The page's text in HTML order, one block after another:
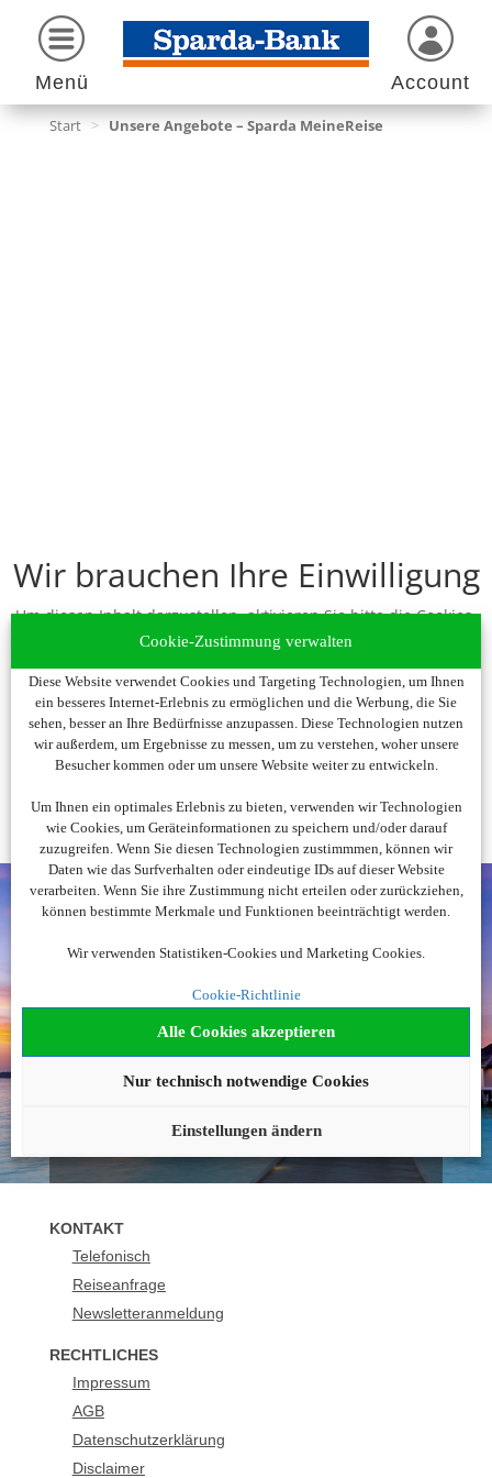
Cookie-Zustimmung verwalten
Diese Website verwendet Cookies und Targeting Technologien, um Ihnen
ein besseres Internet-Erlebnis zu ermöglichen und die Werbung, die Sie
sehen, besser an Ihre Bedürfnisse anzupassen. Diese Technologien nutzen
wir außerdem, um Ergebnisse zu messen, um zu verstehen, woher unsere
Besucher kommen oder um unsere Website weiter zu entwickeln.
Um Ihnen ein optimales Erlebnis zu bieten, verwenden wir Technologien
wie Cookies, um Geräteinformationen zu speichern und/oder darauf
zuzugreifen. Wenn Sie diesen Technologien zustimmmen, können wir
Daten wie das Surfverhalten oder eindeutige IDs auf dieser Website
verarbeiten. Wenn Sie ihre Zustimmung nicht erteilen oder zurückziehen,
können bestimmte Merkmale und Funktionen beeinträchtigt werden.
Wir verwenden Statistiken-Cookies und Marketing Cookies.
Cookie-Richtlinie
Alle Cookies akzeptieren
Nur technisch notwendige Cookies
Einstellungen ändern
Menü Account
Start > Unsere Angebote – Sparda MeineReise
Wir brauchen Ihre Einwilligung
Um diesen Inhalt darzustellen, aktivieren Sie bitte die Cookies.
Es werden ggf. personenbezogene Daten verarbeitet.
Cookies akzeptieren
Noch nicht fündig
geworden?
Wir beraten Sie gerne!
040 42236492
buchung@urlaubsplus.de
KONTAKT
Telefonisch
Reiseanfrage
Newsletteranmeldung
RECHTLICHES
Impressum
AGB
Datenschutzerklärung
Disclaimer